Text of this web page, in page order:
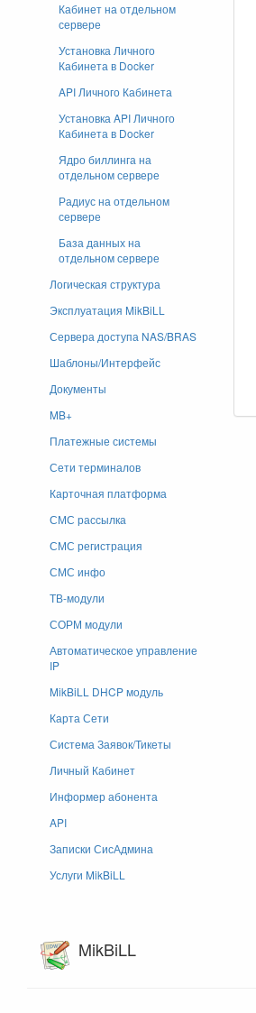
Кабинет на отдельном
сервере
Установка Личного
Кабинета в Docker
API Личного Кабинета
Установка API Личного
Кабинета в Docker
Ядро биллинга на
отдельном сервере
Радиус на отдельном
сервере
База данных на
отдельном сервере
Логическая структура
Эксплуатация MikBiLL
Сервера доступа NAS/BRAS
Шаблоны/Интерфейс
Документы
MB+
Платежные системы
Сети терминалов
Карточная платформа
СМС рассылка
СМС регистрация
СМС инфо
ТВ-модули
СОРМ модули
Автоматическое управление
IP
MikBiLL DHCP модуль
Карта Сети
Система Заявок/Тикеты
Личный Кабинет
Информер абонента
API
Записки СисАдмина
Услуги MikBiLL
MikBiLL